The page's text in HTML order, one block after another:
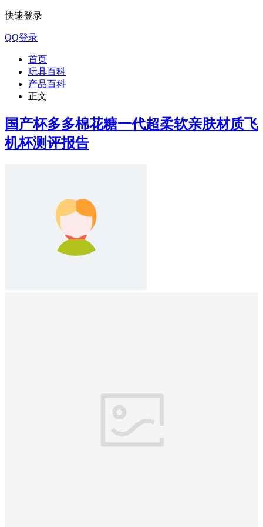
快速登录
QQ登录
首页
玩具百科
产品百科
正文
国产杯多多棉花糖一代超柔软亲肤材质飞
机杯测评报告